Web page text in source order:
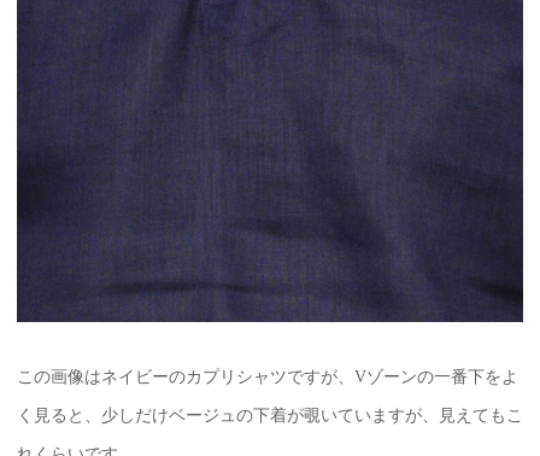
この画像はネイビーのカプリシャツですが、Vゾーンの一番下をよ
く見ると、少しだけベージュの下着が覗いていますが、見えてもこ